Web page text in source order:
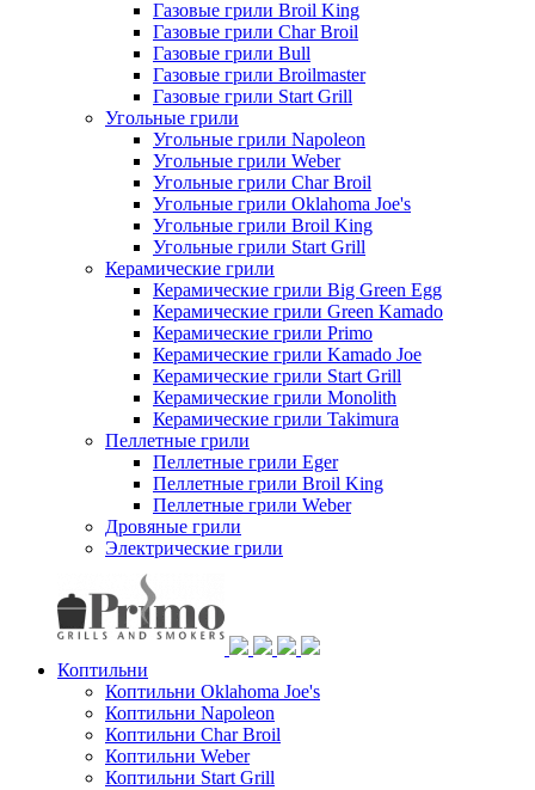
Газовые грили Broil King
Газовые грили Char Broil
Газовые грили Bull
Газовые грили Broilmaster
Газовые грили Start Grill
Угольные грили
Угольные грили Napoleon
Угольные грили Weber
Угольные грили Char Broil
Угольные грили Oklahoma Joe's
Угольные грили Broil King
Угольные грили Start Grill
Керамические грили
Керамические грили Big Green Egg
Керамические грили Green Kamado
Керамические грили Primo
Керамические грили Kamado Joe
Керамические грили Start Grill
Керамические грили Monolith
Керамические грили Takimura
Пеллетные грили
Пеллетные грили Eger
Пеллетные грили Broil King
Пеллетные грили Weber
Дровяные грили
Электрические грили
Коптильни
Коптильни Oklahoma Joe's
Коптильни Napoleon
Коптильни Char Broil
Коптильни Weber
Коптильни Start Grill